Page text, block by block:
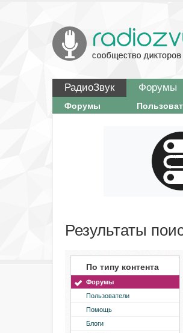
РадиоЗвук Форумы
Форумы
Результаты
По типу контента
Форумы
Пользователи
Помощь
Блоги